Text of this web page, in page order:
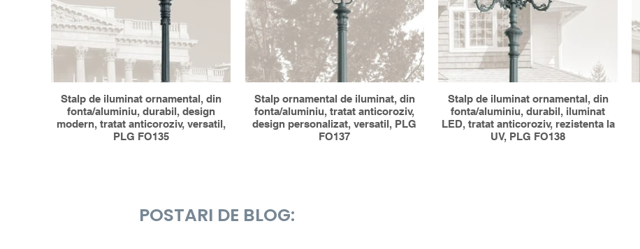
Stalp de iluminat ornamental, din
fonta/aluminiu, durabil, design
modern, tratat anticoroziv, versatil,
PLG FO135
Stalp ornamental de iluminat, din
fonta/aluminiu, tratat anticoroziv,
design personalizat, versatil, PLG
FO137
Stalp de iluminat ornamental, din
fonta/aluminiu, durabil, iluminat
LED, tratat anticoroziv, rezistenta la
UV, PLG FO138
POSTARI DE BLOG: